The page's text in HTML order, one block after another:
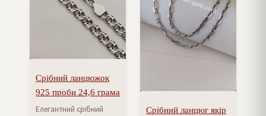
Срібний ланцюжок
925 проби 24,6 грама
Елегантний срібний
Срібний ланцюг якір